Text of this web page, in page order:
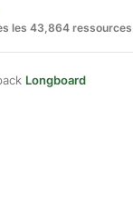
les 43,864 ressources
Longboard